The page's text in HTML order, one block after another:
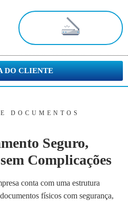
DO CLIENTE
DOCUMENTOS
Seguro,
Complicações
conta com uma estrutura
físicos com segurança,